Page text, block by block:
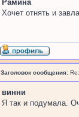
Рамина
Хочет отнять и
Заголовок сообщения:
винни
Я так и подумала.